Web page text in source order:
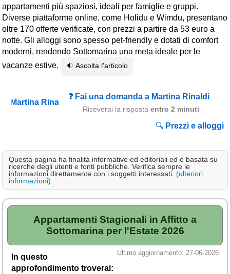
appartamenti più spaziosi, ideali per famiglie e gruppi.
Diverse piattaforme online, come Holidu e Wimdu, presentano
oltre 170 offerte verificate, con prezzi a partire da 53 euro a
notte. Gli alloggi sono spesso pet-friendly e dotati di comfort
moderni, rendendo Sottomarina una meta ideale per le
vacanze estive.
🔉 Ascolta l'articolo
❓ Fai una domanda a Martina Rinaldi
Riceverai la risposta entro 2 minuti
🔍 Prezzi e alloggi
Questa pagina ha finalità informative ed editoriali ed è basata su
ricerche degli utenti e fonti pubbliche. Verifica sempre le
informazioni direttamente con i soggetti interessati. (ulteriori
informazioni)
Appartamenti Stagionali in Affitto a
Sottomarina per l'Estate 2026
Ultimo aggiornamento: 27-06-2026
In questo
approfondimento troverai:
≋ Mare
🗻 Montagna
Laghi
Isole
Terme
Cerca le offerte per regione
Abruzzo(214)
Campania(364)
Friuli - Venezia Giulia